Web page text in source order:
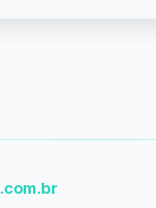
.com.br